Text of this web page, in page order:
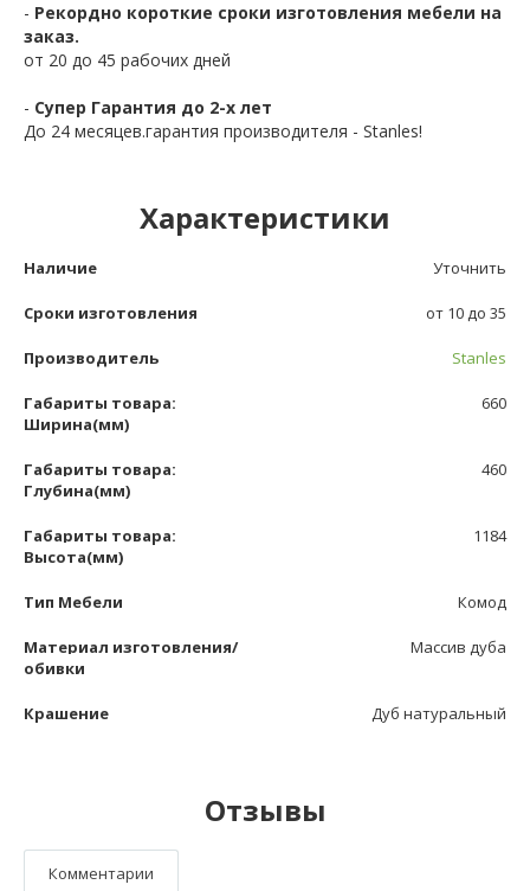
- Рекордно короткие сроки изготовления мебели на
заказ.
от 20 до 45 рабочих дней
- Супер Гарантия до 2-х лет
До 24 месяцев.гарантия производителя - Stanles!
Характеристики
Наличие Уточнить
Сроки изготовления от 10 до 35
Производитель Stanles
Габариты товара:
Ширина(мм)
660
Габариты товара:
Глубина(мм)
460
Габариты товара:
Высота(мм)
1184
Тип Мебели Комод
Материал изготовления/
обивки
Массив дуба
Крашение Дуб натуральный
Отзывы
Комментарии